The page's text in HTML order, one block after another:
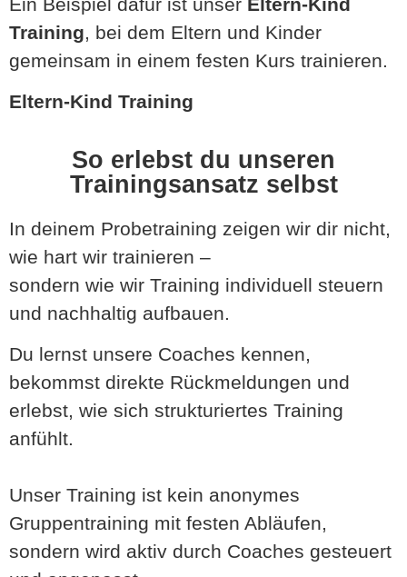
Training, bei dem Eltern und Kinder
gemeinsam in einem festen Kurs trainieren.
Eltern-Kind Training
So erlebst du unseren
Trainingsansatz selbst
In deinem Probetraining zeigen wir dir nicht,
wie hart wir trainieren –
sondern wie wir Training individuell steuern
und nachhaltig aufbauen.
Du lernst unsere Coaches kennen,
bekommst direkte Rückmeldungen und
erlebst, wie sich strukturiertes Training
anfühlt.
Unser Training ist kein anonymes
Gruppentraining mit festen Abläufen,
sondern wird aktiv durch Coaches gesteuert